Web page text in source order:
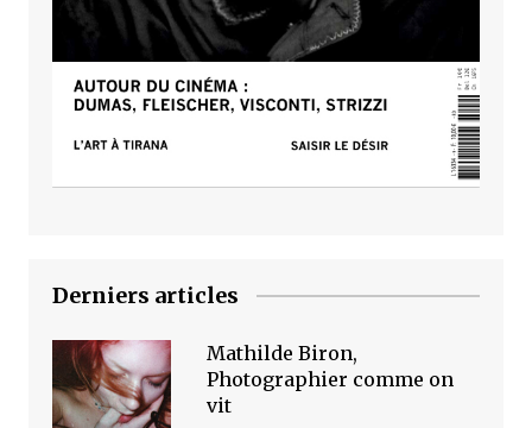
Derniers articles
Mathilde Biron,
Photographier comme on
vit